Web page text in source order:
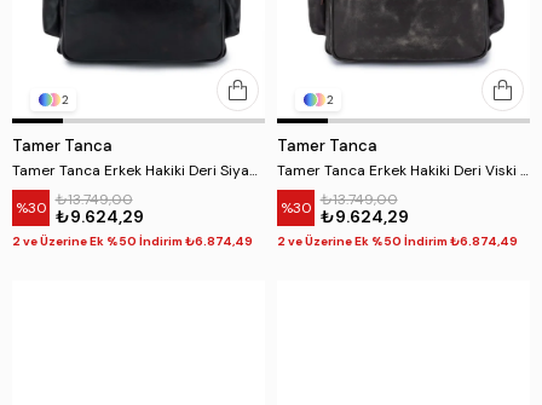
2
Tamer Tanca
Tamer Tanca Erkek Hakiki Deri Siyah Eskitme Sırt Çantası
%30 ₺9.624,29
₺13.749,00
2 ve Üzerine Ek %50 İndirim ₺6.874,49
2
Tamer Tanca
Tamer Tanca Erkek Hakiki Deri Viski Eskitme Sırt Çantası
%30 ₺9.624,29
₺13.749,00
2 ve Üzerine Ek %50 İndirim ₺6.874,49